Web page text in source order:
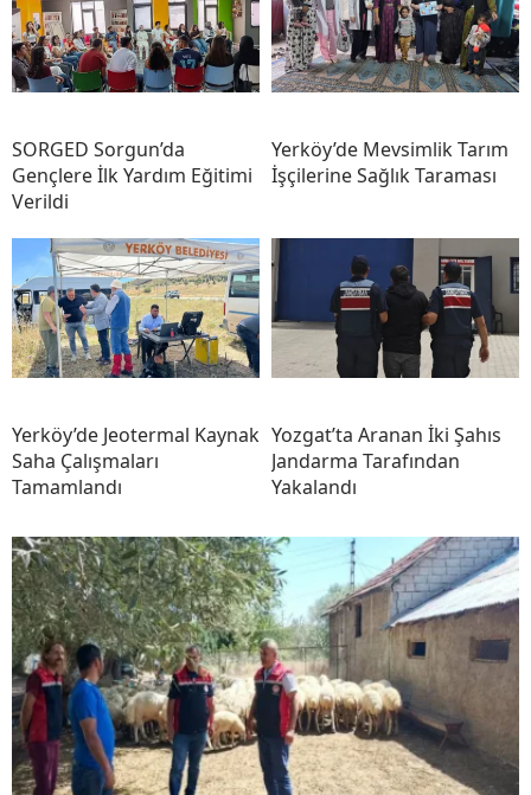
SORGED Sorgun’da
Gençlere İlk Yardım Eğitimi
Verildi
Yerköy’de Mevsimlik Tarım
İşçilerine Sağlık Taraması
Yerköy’de Jeotermal Kaynak
Saha Çalışmaları
Tamamlandı
Yozgat’ta Aranan İki Şahıs
Jandarma Tarafından
Yakalandı